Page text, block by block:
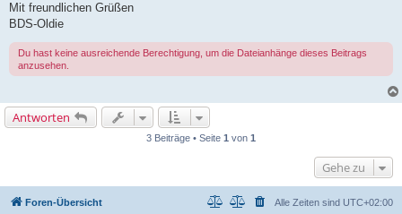
Mit freundlichen Grüßen
BDS-Oldie
Du hast keine ausreichende Berechtigung, um die Dateianhänge dieses Beitrags
anzusehen.
Antworten
3 Beiträge • Seite 1 von 1
Gehe zu
Foren-Übersicht Alle Zeiten sind UTC+02:00